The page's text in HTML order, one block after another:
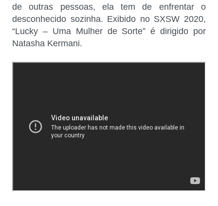
de outras pessoas, ela tem de enfrentar o
desconhecido sozinha. Exibido no SXSW 2020,
“Lucky – Uma Mulher de Sorte” é dirigido por
Natasha Kermani.